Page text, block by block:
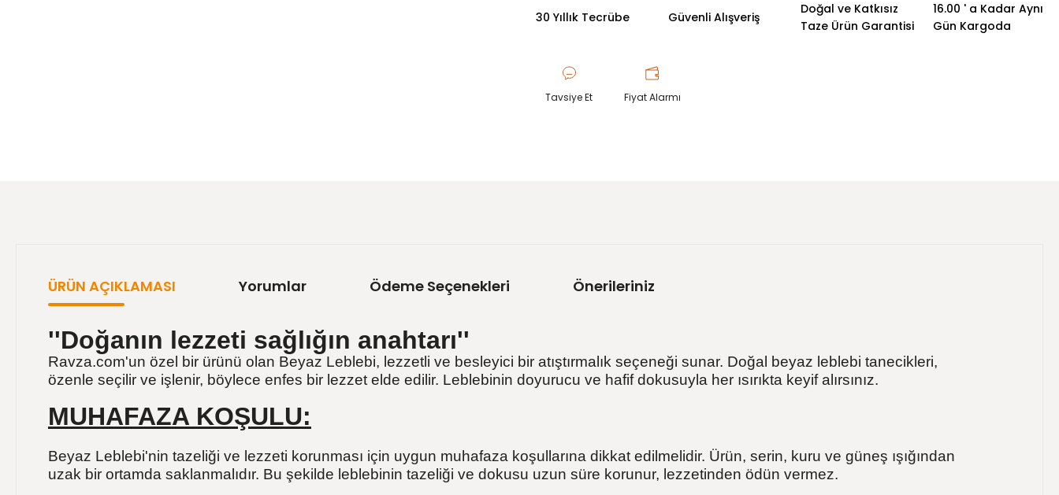
30 Yıllık Tecrübe Güvenli Alışveriş
Doğal ve Katkısız
Taze Ürün Garantisi
16.00 ' a Kadar Aynı
Gün Kargoda
Tavsiye Et Fiyat Alarmı
ÜRÜN AÇIKLAMASI Yorumlar Ödeme Seçenekleri Önerileriniz
''Doğanın lezzeti sağlığın anahtarı''
Ravza.com'un özel bir ürünü olan Beyaz Leblebi, lezzetli ve besleyici bir atıştırmalık seçeneği sunar. Doğal beyaz leblebi tanecikleri,
özenle seçilir ve işlenir, böylece enfes bir lezzet elde edilir. Leblebinin doyurucu ve hafif dokusuyla her ısırıkta keyif alırsınız.
MUHAFAZA KOŞULU:
Beyaz Leblebi'nin tazeliği ve lezzeti korunması için uygun muhafaza koşullarına dikkat edilmelidir. Ürün, serin, kuru ve güneş ışığından
uzak bir ortamda saklanmalıdır. Bu şekilde leblebinin tazeliği ve dokusu uzun süre korunur, lezzetinden ödün vermez.